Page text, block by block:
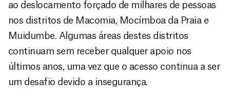
ao deslocamento forçado de milhares de pessoas
nos distritos de Macomia, Mocímboa da Praia e
Muidumbe. Algumas áreas destes distritos
continuam sem receber qualquer apoio nos
últimos anos, uma vez que o acesso continua a ser
um desafio devido a insegurança.